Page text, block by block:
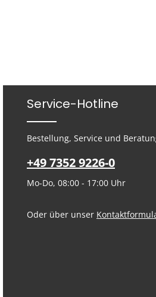
Service-Hotline
Bestellung, Service und
+49 7352 9226-0
Mo-Do, 08:00 - 17:00 Uhr
Oder über unser